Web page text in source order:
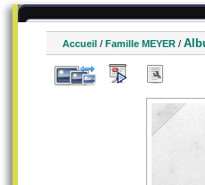
Accueil / Famille MEYER /